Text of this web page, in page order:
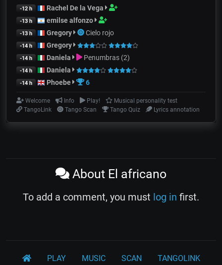
-12 h Rachel De la Vega
-13 h emilse alfonzo
-13 h Gregory Cielo rojo
-14 h Gregory
-14 h Daniela Penumbras (2)
-14 h Daniela
-14 h Phoebe 6
Welcome Info Play!
Musical personality test
TangoLink
Tango Scan Tango Quiz Lyrics annotation
About El africano
To add a comment, you must log in first.
PLAY MUSIC SCAN TANGOLINK